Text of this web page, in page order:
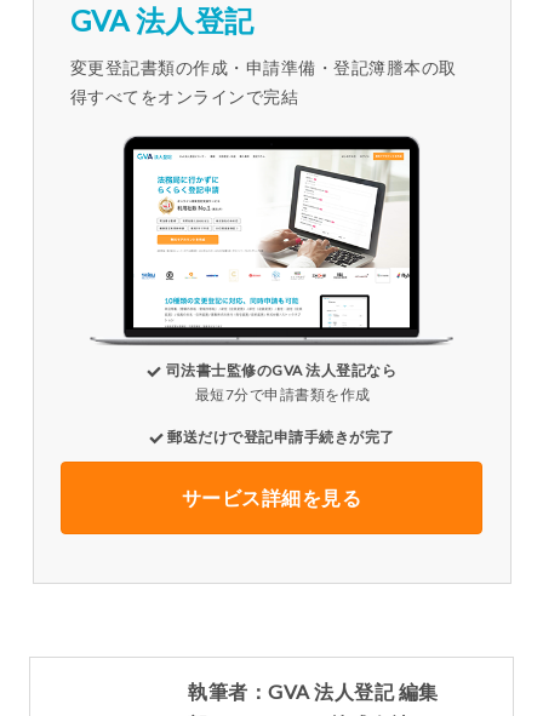
GVA 法人登記
変更登記書類の作成・申請準備・登記簿謄本の取
得すべてをオンラインで完結
司法書士監修のGVA 法人登記なら
最短7分で申請書類を作成
郵送だけで登記申請手続きが完了
サービス詳細を見る
執筆者：GVA 法人登記 編集